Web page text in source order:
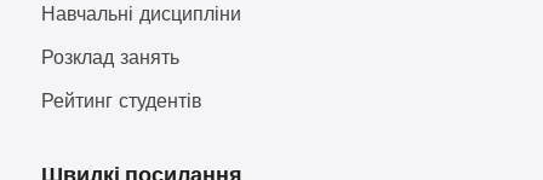
Навчальні дисципліни
Розклад занять
Рейтинг студентів
Швидкі посилання